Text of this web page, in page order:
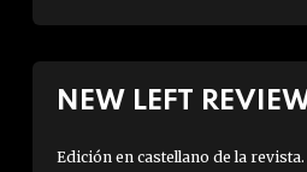
NEW LEFT
Edición en castellano de la revista.